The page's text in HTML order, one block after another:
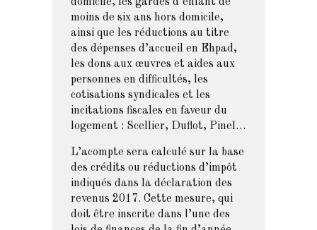
moins de six ans hors domicile,
ainsi que les réductions au titre
des dépenses d’accueil en Ehpad,
les dons aux œuvres et aides aux
personnes en difficultés, les
cotisations syndicales et les
incitations fiscales en faveur du
logement : Scellier, Duflot, Pinel…
L’acompte sera calculé sur la base
des crédits ou réductions d’impôt
indiqués dans la déclaration des
revenus 2017. Cette mesure, qui
doit être inscrite dans l’une des